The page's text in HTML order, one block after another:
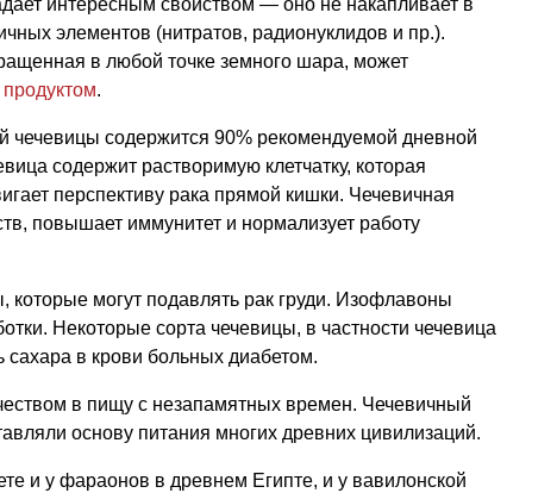
интересным свойством — оно не накапливает в
элементов (нитратов, радионуклидов и пр.).
в любой точке земного шара, может
.
чечевицы содержится 90% рекомендуемой дневной
содержит растворимую клетчатку, которая
перспективу рака прямой кишки. Чечевичная
повышает иммунитет и нормализует работу
могут подавлять рак груди. Изофлавоны
Некоторые сорта чечевицы, в частности чечевица
сахара в крови больных диабетом.
в пищу с незапамятных времен. Чечевичный
основу питания многих древних цивилизаций.
и у фараонов в древнем Египте, и у вавилонской